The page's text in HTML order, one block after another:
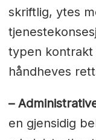
skriftlig, ytes
typen kontrakt
håndheves
–
en gjensidig